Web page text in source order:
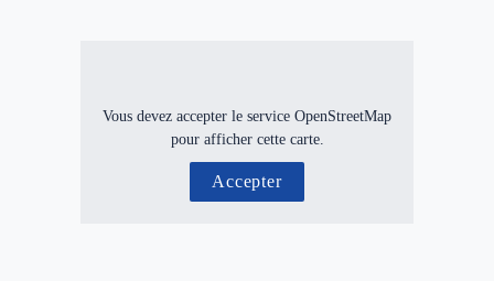
Vous devez accepter le service OpenStreetMap
pour afficher cette carte.
Accepter